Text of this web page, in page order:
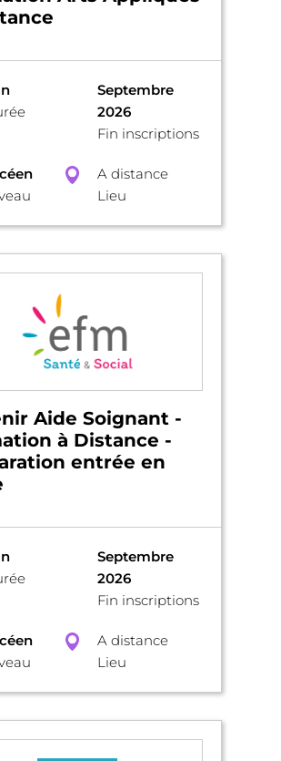
Septembre
2026
Fin inscriptions
A distance
Lieu
Aide Soignant -
à Distance -
entrée en
Septembre
2026
Fin inscriptions
A distance
Lieu